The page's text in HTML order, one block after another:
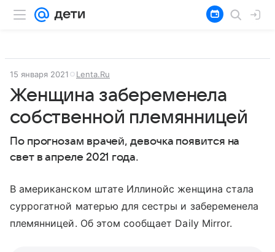
15 января 2021 Lenta.Ru
Женщина забеременела
собственной племянницей
По прогнозам врачей, девочка появится на
свет в апреле 2021 года.
В американском штате Иллинойс женщина стала
суррогатной матерью для сестры и забеременела
племянницей. Об этом сообщает Daily Mirror.